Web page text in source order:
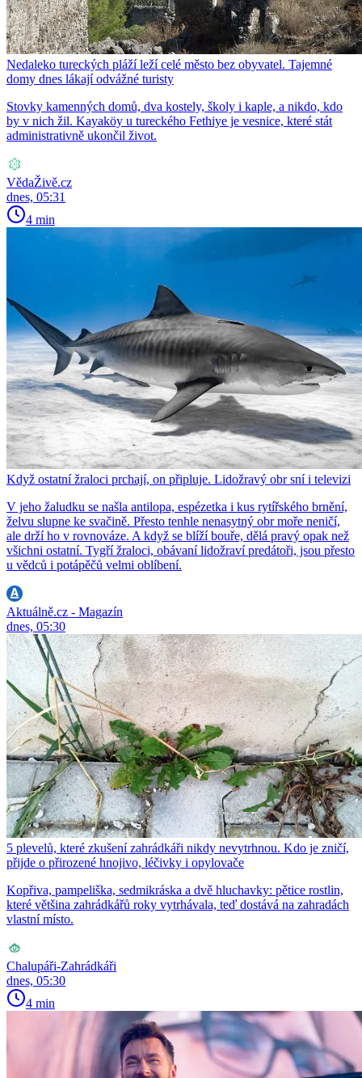
Nedaleko tureckých pláží leží celé město bez obyvatel. Tajemné
domy dnes lákají odvážné turisty
Stovky kamenných domů, dva kostely, školy i kaple, a nikdo, kdo
by v nich žil. Kayaköy u tureckého Fethiye je vesnice, které stát
administrativně ukončil život.
VědaŽivě.cz
dnes, 05:31
4 min
Když ostatní žraloci prchají, on připluje. Lidožravý obr sní i televizi
V jeho žaludku se našla antilopa, espézetka i kus rytířského brnění,
želvu slupne ke svačině. Přesto tenhle nenasytný obr moře neničí,
ale drží ho v rovnováze. A když se blíží bouře, dělá pravý opak než
všichni ostatní. Tygří žraloci, obávaní lidožraví predátoři, jsou přesto
u vědců i potápěčů velmi oblíbení.
Aktuálně.cz - Magazín
dnes, 05:30
5 plevelů, které zkušení zahrádkáři nikdy nevytrhnou. Kdo je zničí,
přijde o přirozené hnojivo, léčivky i opylovače
Kopřiva, pampeliška, sedmikráska a dvě hluchavky: pětice rostlin,
které většina zahrádkářů roky vytrhávala, teď dostává na zahradách
vlastní místo.
Chalupáři-Zahrádkáři
dnes, 05:30
4 min